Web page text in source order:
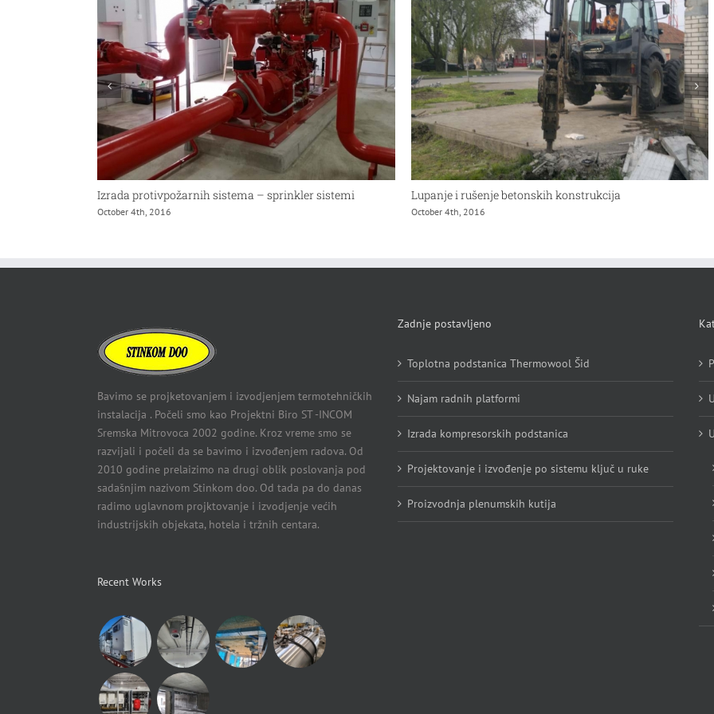
Lupanje i rušenje betonskih konstrukcija Opremanje bunara toplotnih pumpi
Bavimo se projketovanjem i izvodjenjem termotehničkih
instalacija . Počeli smo kao Projektni Biro ST -INCOM
Sremska Mitrovoca 2002 godine. Kroz vreme smo se
razvijali i počeli da se bavimo i izvođenjem radova. Od
2010 godine prelaizimo na drugi oblik poslovanja pod
sadašnjim nazivom Stinkom doo. Od tada pa do danas
radimo uglavnom projktovanje i izvodjenje većih
industrijskih objekata, hotela i tržnih centara.
Recent Works
Zadnje postavljeno
Toplotna podstanica Thermowool Šid
Najam radnih platformi
Izrada kompresorskih podstanica
Projektovanje i izvođenje po sistemu ključ u ruke
Proizvodnja plenumskih kutija